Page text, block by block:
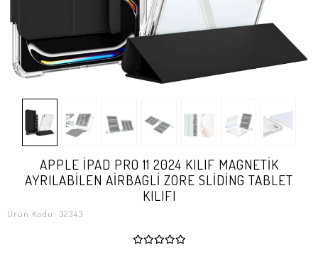
​​​APPLE İPAD PRO 11 2024 KILIF MAGNETİK
AYRILABİLEN AİRBAGLİ ZORE SLİDİNG TABLET
KILIFI
Ürün Kodu: 32343